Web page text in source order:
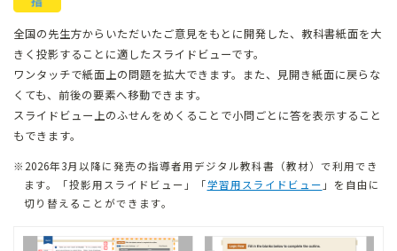
全国の先生方からいただいたご意見をもとに開発した、教科書紙面を大
きく投影することに適したスライドビューです。
ワンタッチで紙面上の問題を拡大できます。また、見開き紙面に戻らな
くても、前後の要素へ移動できます。
スライドビュー上のふせんをめくることで小問ごとに答を表示すること
もできます。
2026年3月以降に発売の指導者用デジタル教科書（教材）で利用でき
ます。
「投影用スライドビュー」「学習用スライドビュー 」を自由に
切り替えることができます。